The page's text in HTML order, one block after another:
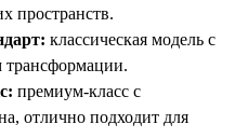
пространств.
классическая модель с
премиум-класс с
отлично подходит для